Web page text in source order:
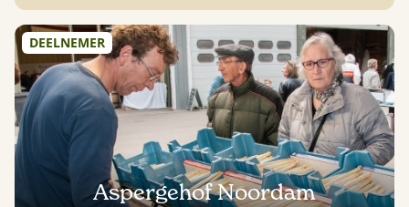
DEELNEMER
Aspergehof Noordam